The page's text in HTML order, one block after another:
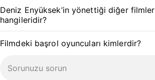
Deniz Enyüksek’in yönettiği diğer filmler
hangileridir?
Filmdeki başrol oyuncuları kimlerdir?